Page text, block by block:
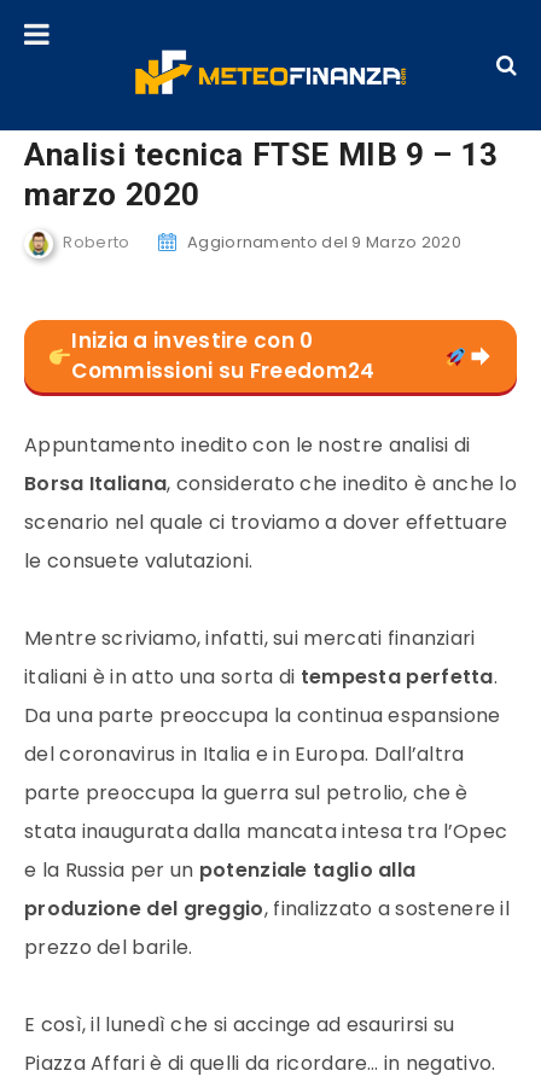
Analisi tecnica FTSE MIB 9 – 13
marzo 2020
Roberto Aggiornamento del 9 Marzo 2020
Inizia a investire con 0
Commissioni su Freedom24
Appuntamento inedito con le nostre analisi di
Borsa Italiana, considerato che inedito è anche lo
scenario nel quale ci troviamo a dover effettuare
le consuete valutazioni.
Mentre scriviamo, infatti, sui mercati finanziari
italiani è in atto una sorta di tempesta perfetta.
Da una parte preoccupa la continua espansione
del coronavirus in Italia e in Europa. Dall’altra
parte preoccupa la guerra sul petrolio, che è
stata inaugurata dalla mancata intesa tra l’Opec
e la Russia per un potenziale taglio alla
produzione del greggio, finalizzato a sostenere il
prezzo del barile.
E così, il lunedì che si accinge ad esaurirsi su
Piazza Affari è di quelli da ricordare… in negativo.